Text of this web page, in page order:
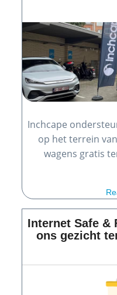
Inchcape
op het terrein
wagens gratis
Internet Safe &
ons gezicht